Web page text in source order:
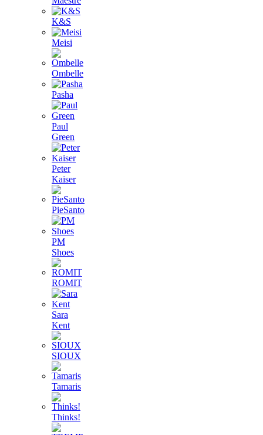
K&S
Meisi
Ombelle
Pasha
Paul
Green
Peter
Kaiser
PieSanto
PM
Shoes
ROMIT
Sara
Kent
SIOUX
Tamaris
Thinks!